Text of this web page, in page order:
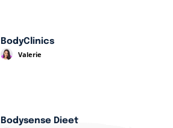
BodyClinics
Valerie
Bodysense Dieet